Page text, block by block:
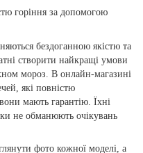
горіння за допомогою
бездоганною якістю та
створити найкращі умови
мороз. В онлайн-магазині
які повністю
мають гарантію. Їхні
не обманюють очікувань
фото кожної моделі, а